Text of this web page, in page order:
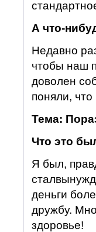
А что-
Недавно
чтобы наш
доволен
поняли,
Тема:
Что это
Я был,
деньги
дружбу.
здоровье!